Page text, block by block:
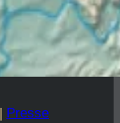
Presse